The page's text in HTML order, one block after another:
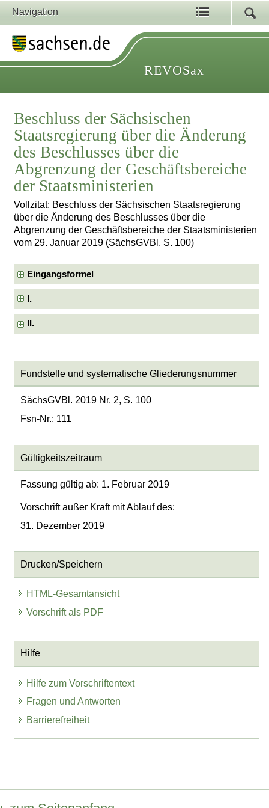
Navigation
REVOSax
Beschluss der Sächsischen
Staatsregierung über die Änderung
des Beschlusses über die
Abgrenzung der Geschäftsbereiche
der Staatsministerien
Vollzitat: Beschluss der Sächsischen Staatsregierung
über die Änderung des Beschlusses über die
Abgrenzung der Geschäftsbereiche der Staatsministerien
vom 29. Januar 2019 (SächsGVBl. S. 100)
Eingangsformel
I.
II.
Fundstelle und systematische Gliederungsnummer
SächsGVBl. 2019 Nr. 2, S. 100
Fsn-Nr.: 111
Gültigkeitszeitraum
Fassung gültig ab: 1. Februar 2019
Vorschrift außer Kraft mit Ablauf des:
31. Dezember 2019
Drucken/Speichern
HTML-Gesamtansicht
Vorschrift als PDF
Hilfe
Hilfe zum Vorschriftentext
Fragen und Antworten
Barrierefreiheit